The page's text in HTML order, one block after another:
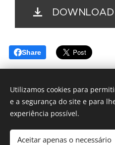
Share
© 2024
Powered by
Utilizamos cookies para
e a segurança do site e para
experiência possível.
Aceitar apenas o necessário